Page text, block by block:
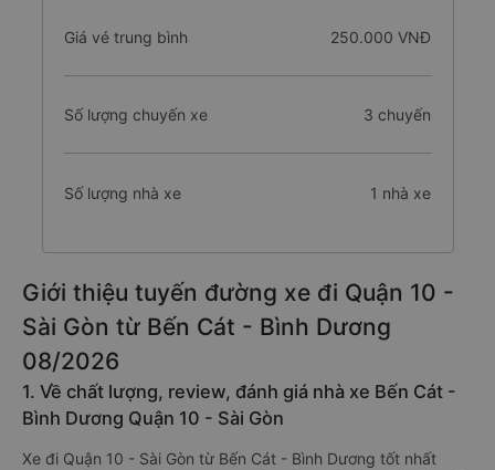
Giá vé trung bình 250.000 VNĐ
Số lượng chuyến xe 3 chuyến
Số lượng nhà xe 1 nhà xe
Giới thiệu tuyến đường xe đi Quận 10 -
Sài Gòn từ Bến Cát - Bình Dương
08/2026
1. Về chất lượng, review, đánh giá nhà xe Bến Cát -
Bình Dương Quận 10 - Sài Gòn
Xe đi Quận 10 - Sài Gòn từ Bến Cát - Bình Dương tốt nhất